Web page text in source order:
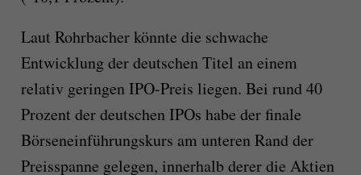
Laut Rohrbacher könnte die schwache
Entwicklung der deutschen Titel an einem
relativ geringen IPO-Preis liegen. Bei rund 40
Prozent der deutschen IPOs habe der finale
Börseneinführungskurs am unteren Rand der
Preisspanne gelegen, innerhalb derer die Aktien